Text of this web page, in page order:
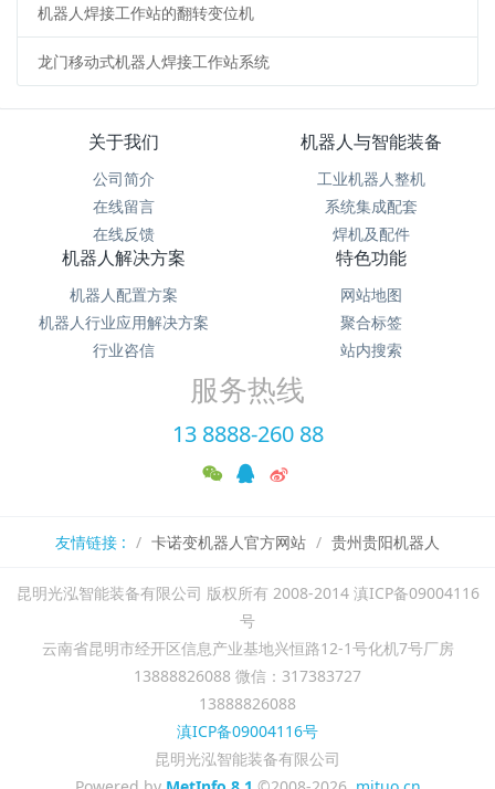
机器人焊接工作站的翻转变位机
龙门移动式机器人焊接工作站系统
关于我们
公司简介
在线留言
在线反馈
机器人与智能装备
工业机器人整机
系统集成配套
焊机及配件
机器人解决方案
机器人配置方案
机器人行业应用解决方案
行业咨信
特色功能
网站地图
聚合标签
站内搜索
服务热线
13 8888-260 88
友情链接 : 卡诺变机器人官方网站 贵州贵阳机器人
昆明光泓智能装备有限公司 版权所有 2008-2014 滇ICP备09004116
号
云南省昆明市经开区信息产业基地兴恒路12-1号化机7号厂房
13888826088 微信：317383727
13888826088
滇ICP备09004116号
昆明光泓智能装备有限公司